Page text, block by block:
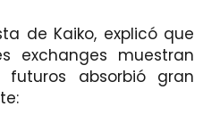
de Kaiko, explicó que
exchanges muestran
absorbió gran